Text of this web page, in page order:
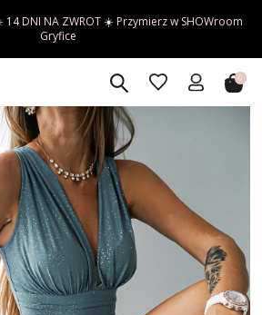
☀️ 14 DNI NA ZWROT ☀️ Przymierz w SHOWroom
Gryfice
0